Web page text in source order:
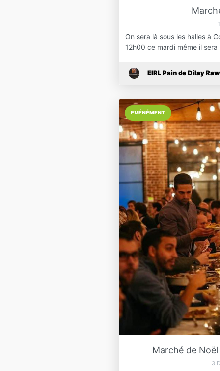
On sera là sous les halles à
12h00 ce mardi même il
EIRL Pain de Dilay
EVÉNÉMENT
Marché de
3